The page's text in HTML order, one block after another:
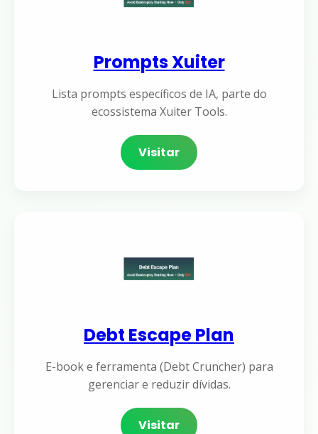
Prompts Xuiter
Lista prompts específicos de IA, parte do
ecossistema Xuiter Tools.
Visitar
Debt Escape Plan
E-book e ferramenta (Debt Cruncher) para
gerenciar e reduzir dívidas.
Visitar